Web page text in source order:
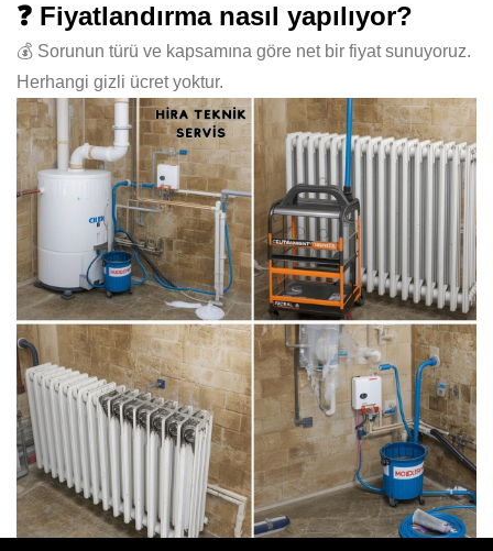
❓ Fiyatlandırma nasıl yapılıyor?
💰 Sorunun türü ve kapsamına göre net bir fiyat sunuyoruz.
Herhangi gizli ücret yoktur.